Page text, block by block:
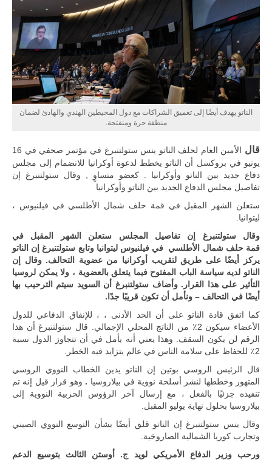
ليبيا | إنطلاق
تدريبات
فلينتلوك
2026 الدولية
بمشاركة
جيوش وقادة
من 30 دولة
بمدينة سرت
الليبية.
في خطوة
تُوصف بأنها
اختبار عملي
المسافات بين
المؤسستين
العسكريتين في
شرق البلاد
وغربها، وسط
حضور دولي
مباشرة مع
أطراف ليبية
منقسمة منذ…
للمزيد
الناتو يهدف أيضًا إلى تعميق الشراكات مع دول المحيطين الهندي والهادئ لضمان
منطقة حرة ومنفتحة.
قال
الأمين العام لحلف الناتو ينس ستولتنبرغ في مؤتمر صحفي في 16
يونيو في بروكسل أن الناتو يخطط لدعوة أوكرانيا للانضمام إلى مجلس
دفاع جديد بين الناتو وأوكرانيا
. كعضو متساوٍ , وقال ستولتنبرغ إن
تفاصيل مجلس الدفاع الجديد بين الناتو وأوكرانيا
ستعلن الشهر المقبل في قمة حلف شمال الأطلسي في فيلنيوس ،
ليتوانيا.
وقال ستولتنبرغ إن تفاصيل المجلس ستعلن الشهر المقبل في
قمة حلف شمال الأطلسي في فيلنيوس ليتوانيا وتابع ستولتنبرغ إن الناتو
يركز أيضًا على طريق لتقريب أوكرانيا من عضوية التحالف. وقال إن
الناتو لديه سياسة الباب المفتوح فيما يتعلق بالعضوية ، ولا يمكن لروسيا
التأثير على هذا القرار. وأضاف ستولتنبرغ أن السويد سيتم الترحيب بها
أيضًا في التحالف – ونأمل أن تكون قريبًا جدًا.
كما اتفق قادة
الناتو على أن الحد الأدنى ، ، للإنفاق الدفاعي للدول
الأعضاء سيكون 2٪ من الناتج المحلي الإجمالي. قال ستولتنبرغ أن هذا
الرقم لن يكون السقف. وهذا يعني أنه يأمل في أن تتجاوز الدول نسبة
2٪ للحفاظ على سلامة الناس في عالم يتزايد فيه الخطر.
قال الرئيس الروسي بوتين إن الناتو يدين الخطاب النووي الروسي
المتهور وخططها لنشر أسلحة نووية في بيلاروسيا . وهو قرار قيل إنه تم
تنفيذه جزئيًا بالفعل ، مع إرسال آخر الرؤوس الحربية النووية إلى
بيلاروسيا بحلول نهاية يوليو المقبل.
وقال ينس ستولتنبرغ إن الناتو قلق أيضًا بشأن التوسع النووي الصيني
وتجارب كوريا الشمالية الصاروخية.
ورحب وزير الدفاع الأمريكي لويد ج. أوستن الثالث بتوسيع الدعم